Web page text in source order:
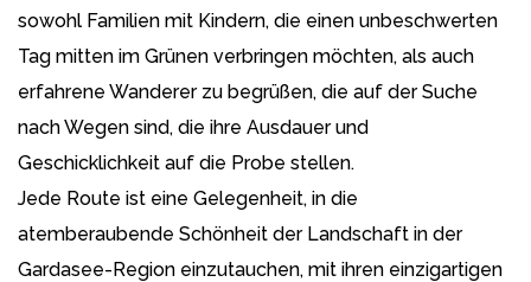
sowohl Familien mit Kindern, die einen unbeschwerten
Tag mitten im Grünen verbringen möchten, als auch
erfahrene Wanderer zu begrüßen, die auf der Suche
nach Wegen sind, die ihre Ausdauer und
Geschicklichkeit auf die Probe stellen.
Jede Route ist eine Gelegenheit, in die
atemberaubende Schönheit der Landschaft in der
Gardasee-Region einzutauchen, mit ihren einzigartigen